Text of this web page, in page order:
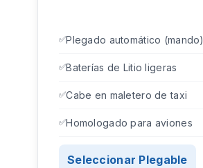
Plegado automático (mando)
Baterías de Litio ligeras
Cabe en maletero de taxi
Homologado para aviones
Seleccionar Plegable